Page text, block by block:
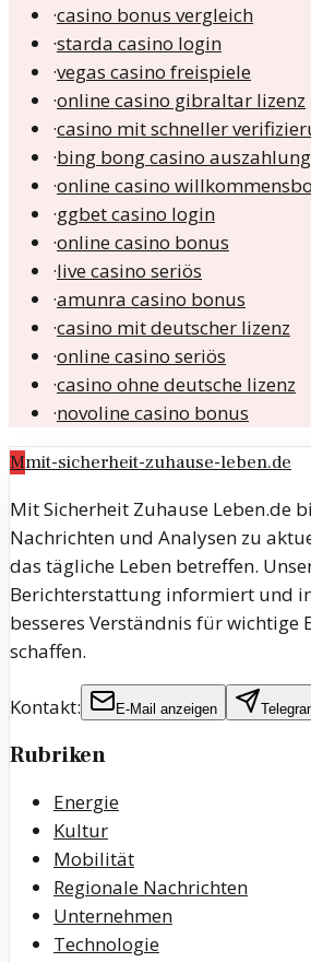
·casino bonus vergleich
·starda casino login
·vegas casino freispiele
·online casino gibraltar lizenz
·casino mit schneller
·bing bong casino auszahlung
·online casino
·ggbet casino login
·online casino bonus
·live casino seriös
·amunra casino bonus
·casino mit deutscher lizenz
·online casino seriös
·casino ohne deutsche lizenz
·novoline casino bonus
Mmit-sicherheit-zuhause-leben.de
Mit Sicherheit Zuhause Leben.de
Nachrichten und Analysen zu
das tägliche Leben betreffen.
Berichterstattung informiert und
besseres Verständnis für wichtige
schaffen.
Kontakt: E-Mail anzeigen
Rubriken
Energie
Kultur
Mobilität
Regionale Nachrichten
Unternehmen
Technologie